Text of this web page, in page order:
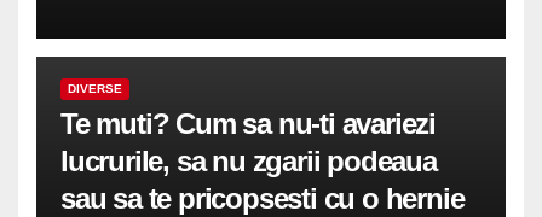
DIVERSE
Te muti? Cum sa nu-ti avariezi
lucrurile, sa nu zgarii podeaua
sau sa te pricopsesti cu o hernie